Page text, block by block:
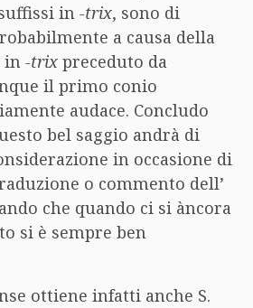
in -trix, sono di
a causa della
in -trix preceduto da
il primo conio
audace. Concludo
bel saggio andrà di
in occasione di
o commento dell’
che quando ci si àncora
si è sempre ben
ottiene infatti anche S.